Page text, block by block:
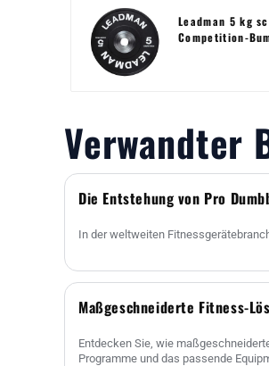
Leadman 5 kg
Competition-
Verwandter
Die Entstehung von Pro
In der weltweiten
Maßgeschneiderte Fitness-
Entdecken Sie, wie
Programme und das passende